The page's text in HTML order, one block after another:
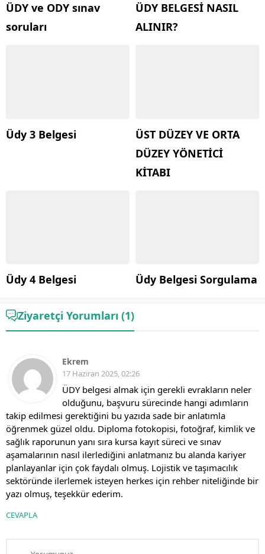
ÜDY ve ODY sınav
soruları
ÜDY BELGESİ NASIL
ALINIR?
Üdy 3 Belgesi
ÜST DÜZEY VE ORTA
DÜZEY YÖNETİCİ
KİTABI
Üdy 4 Belgesi Üdy Belgesi Sorgulama
Ziyaretçi Yorumları (1)
Ekrem
17 Haziran 2025, 02:26
ÜDY belgesi almak için gerekli evrakların neler
olduğunu, başvuru sürecinde hangi adımların
takip edilmesi gerektiğini bu yazıda sade bir anlatımla
öğrenmek güzel oldu. Diploma fotokopisi, fotoğraf, kimlik ve
sağlık raporunun yanı sıra kursa kayıt süreci ve sınav
aşamalarının nasıl ilerlediğini anlatmanız bu alanda kariyer
planlayanlar için çok faydalı olmuş. Lojistik ve taşımacılık
sektöründe ilerlemek isteyen herkes için rehber niteliğinde bir
yazı olmuş, teşekkür ederim.
CEVAPLA